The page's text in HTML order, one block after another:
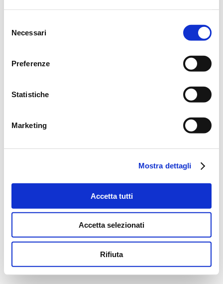
delNecessari
Preferenze
Statistiche
Marketing
Mostra dettagli
Accetta tutti
Accetta selezionati
Rifiuta